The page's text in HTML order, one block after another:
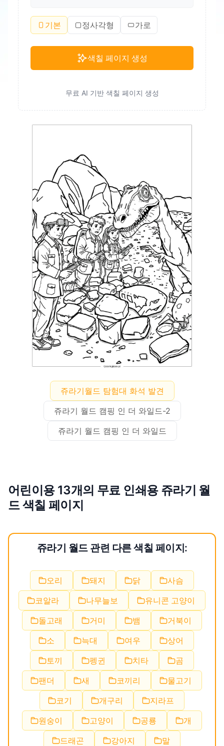
쥬라기월드 탐험대 화석 발견
쥬라기 월드 캠핑 인 더 와일드-2
쥬라기 월드 캠핑 인 더 와일드
기본 정사각형 가로
색칠 페이지 생성
무료 AI 기반 색칠 페이지 생성
어린이용 13개의 무료 인쇄용 쥬라기 월
드 색칠 페이지
쥬라기 월드 관련 다른 색칠 페이지:
오리 돼지 닭
사슴
코알라
나무늘보
유니콘 고양이
돌고래
거미 뱀
거북이
소
늑대 여우
상어
토끼
펭귄 치타
곰
팬더
새 코끼리
물고기
코기
개구리
지라프
원숭이
고양이 공룡
개
드래곤
강아지
말